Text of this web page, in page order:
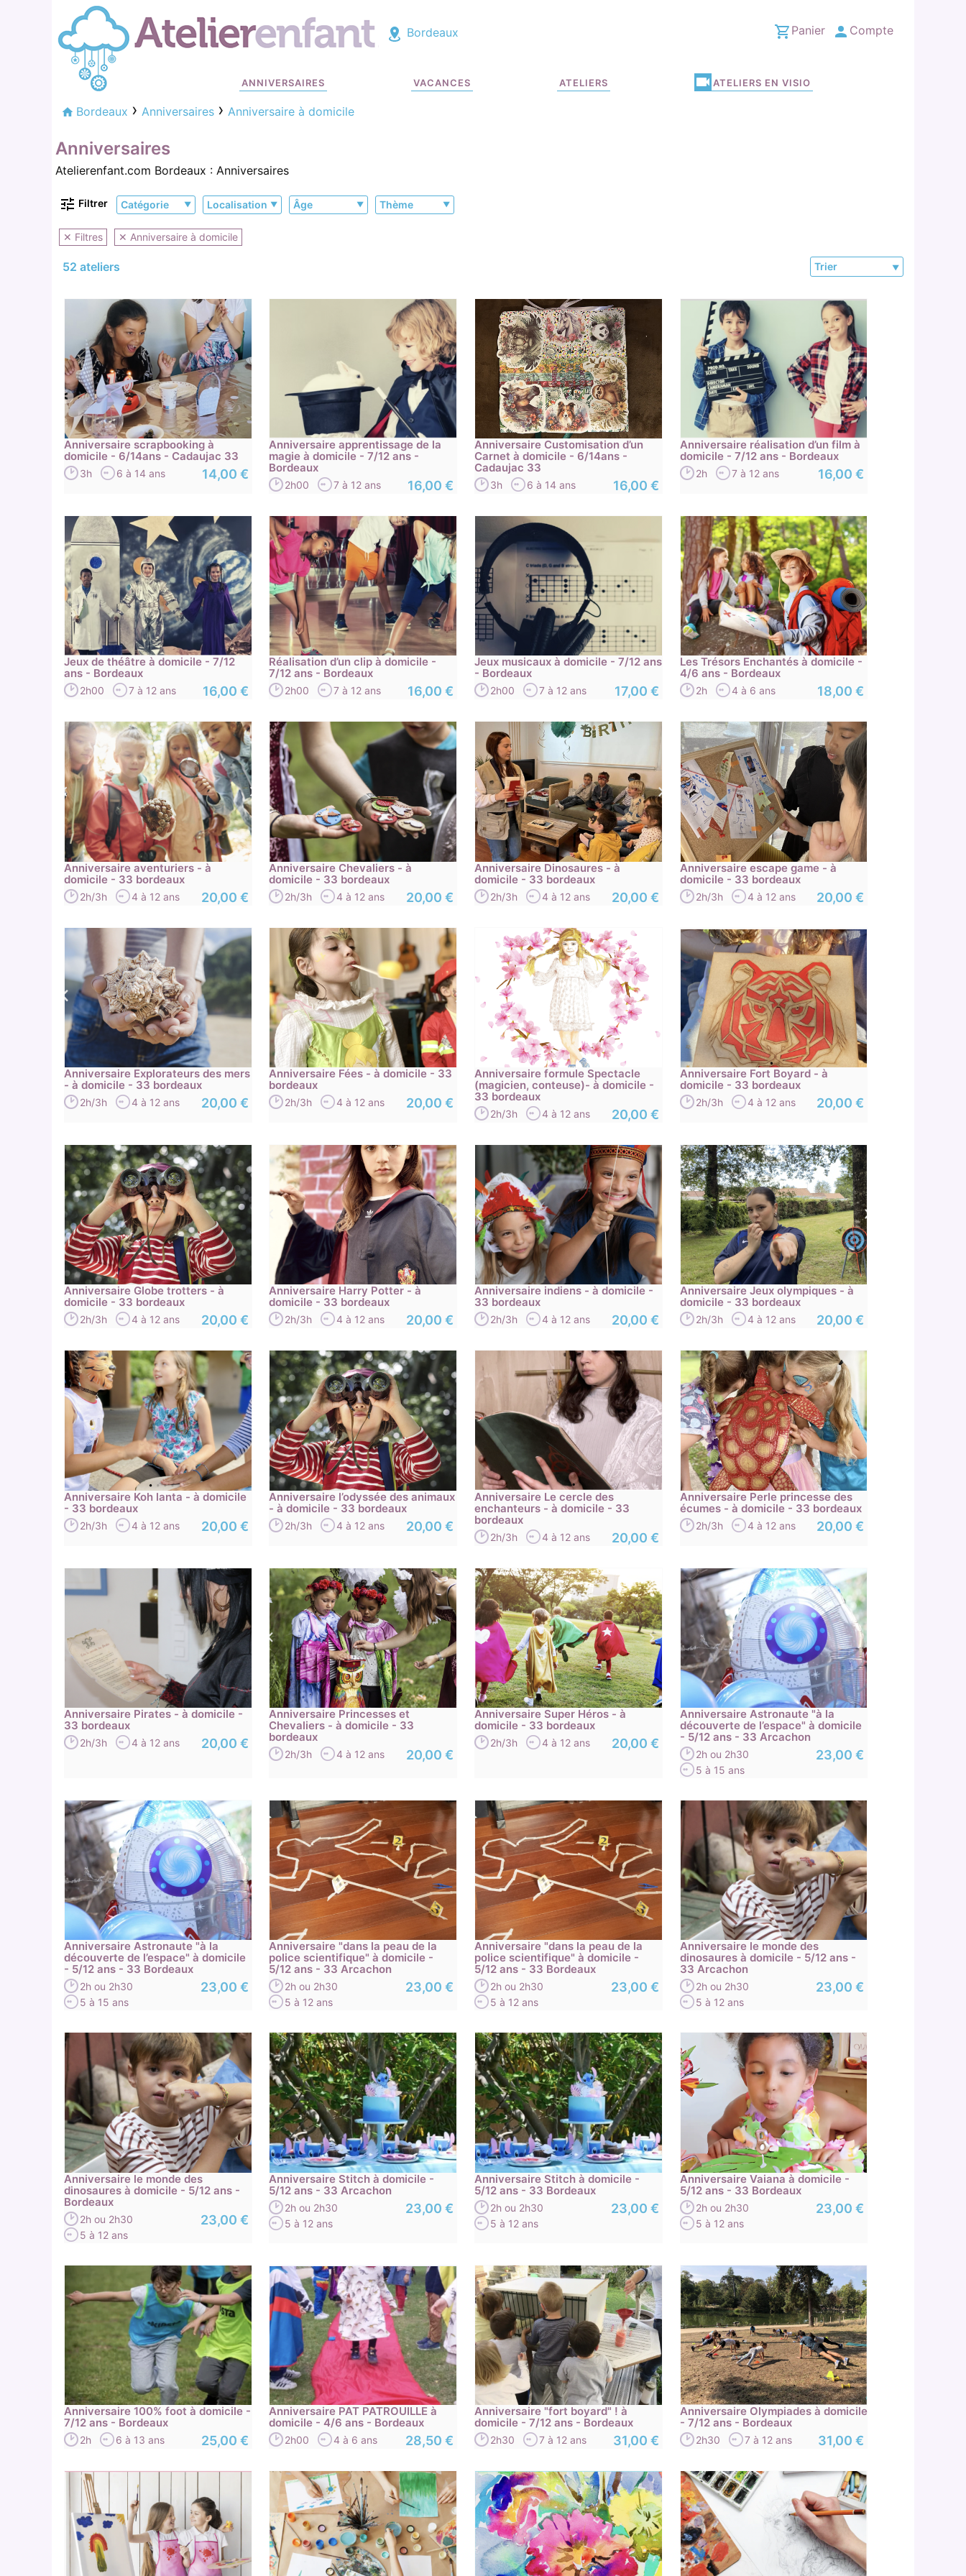
Panier Compte
Bordeaux
ANNIVERSAIRES VACANCES ATELIERS ATELIERS EN VISIO
Bordeaux Anniversaires Anniversaire à domicile
Anniversaires
Atelierenfant.com Bordeaux : Anniversaires
Filtrer Catégorie Localisation Âge Thème
✕ Filtres ✕ Anniversaire à domicile
52 ateliers Trier
Anniversaire scrapbooking à
domicile - 6/14ans - Cadaujac 33
3h 6 à 14 ans 14,00 €
Anniversaire apprentissage de la
magie à domicile - 7/12 ans -
Bordeaux
2h00 7 à 12 ans 16,00 €
Anniversaire Customisation d’un
Carnet à domicile - 6/14ans -
Cadaujac 33
3h 6 à 14 ans 16,00 €
Anniversaire réalisation d’un film à
domicile - 7/12 ans - Bordeaux
2h 7 à 12 ans 16,00 €
Jeux de théâtre à domicile - 7/12
ans - Bordeaux
2h00 7 à 12 ans 16,00 €
Réalisation d’un clip à domicile -
7/12 ans - Bordeaux
2h00 7 à 12 ans 16,00 €
Jeux musicaux à domicile - 7/12 ans
- Bordeaux
2h00 7 à 12 ans 17,00 €
Les Trésors Enchantés à domicile -
4/6 ans - Bordeaux
2h 4 à 6 ans 18,00 €
Anniversaire aventuriers - à
domicile - 33 bordeaux
2h/3h 4 à 12 ans 20,00 €
Anniversaire Chevaliers - à
domicile - 33 bordeaux
2h/3h 4 à 12 ans 20,00 €
Anniversaire Dinosaures - à
domicile - 33 bordeaux
2h/3h 4 à 12 ans 20,00 €
Anniversaire escape game - à
domicile - 33 bordeaux
2h/3h 4 à 12 ans 20,00 €
Anniversaire Explorateurs des mers
- à domicile - 33 bordeaux
2h/3h 4 à 12 ans 20,00 €
Anniversaire Fées - à domicile - 33
bordeaux
2h/3h 4 à 12 ans 20,00 €
Anniversaire formule Spectacle
(magicien, conteuse)- à domicile -
33 bordeaux
2h/3h 4 à 12 ans 20,00 €
Anniversaire Fort Boyard - à
domicile - 33 bordeaux
2h/3h 4 à 12 ans 20,00 €
Anniversaire Globe trotters - à
domicile - 33 bordeaux
2h/3h 4 à 12 ans 20,00 €
Anniversaire Harry Potter - à
domicile - 33 bordeaux
2h/3h 4 à 12 ans 20,00 €
Anniversaire indiens - à domicile -
33 bordeaux
2h/3h 4 à 12 ans 20,00 €
Anniversaire Jeux olympiques - à
domicile - 33 bordeaux
2h/3h 4 à 12 ans 20,00 €
Anniversaire Koh lanta - à domicile
- 33 bordeaux
2h/3h 4 à 12 ans 20,00 €
Anniversaire l’odyssée des animaux
- à domicile - 33 bordeaux
2h/3h 4 à 12 ans 20,00 €
Anniversaire Le cercle des
enchanteurs - à domicile - 33
bordeaux
2h/3h 4 à 12 ans 20,00 €
Anniversaire Perle princesse des
écumes - à domicile - 33 bordeaux
2h/3h 4 à 12 ans 20,00 €
Anniversaire Pirates - à domicile -
33 bordeaux
2h/3h 4 à 12 ans 20,00 €
Anniversaire Princesses et
Chevaliers - à domicile - 33
bordeaux
2h/3h 4 à 12 ans 20,00 €
Anniversaire Super Héros - à
domicile - 33 bordeaux
2h/3h 4 à 12 ans 20,00 €
Anniversaire Astronaute "à la
découverte de l’espace" à domicile
- 5/12 ans - 33 Arcachon
2h ou 2h30
5 à 15 ans
23,00 €
Anniversaire Astronaute "à la
découverte de l’espace" à domicile
- 5/12 ans - 33 Bordeaux
2h ou 2h30
5 à 15 ans
23,00 €
Anniversaire "dans la peau de la
police scientifique" à domicile -
5/12 ans - 33 Arcachon
2h ou 2h30
5 à 12 ans
23,00 €
Anniversaire "dans la peau de la
police scientifique" à domicile -
5/12 ans - 33 Bordeaux
2h ou 2h30
5 à 12 ans
23,00 €
Anniversaire le monde des
dinosaures à domicile - 5/12 ans -
33 Arcachon
2h ou 2h30
5 à 12 ans
23,00 €
Anniversaire le monde des
dinosaures à domicile - 5/12 ans -
Bordeaux
2h ou 2h30
5 à 12 ans
23,00 €
Anniversaire Stitch à domicile -
5/12 ans - 33 Arcachon
2h ou 2h30
5 à 12 ans
23,00 €
Anniversaire Stitch à domicile -
5/12 ans - 33 Bordeaux
2h ou 2h30
5 à 12 ans
23,00 €
Anniversaire Vaiana à domicile -
5/12 ans - 33 Bordeaux
2h ou 2h30
5 à 12 ans
23,00 €
Anniversaire 100% foot à domicile -
7/12 ans - Bordeaux
2h 6 à 13 ans 25,00 €
Anniversaire PAT PATROUILLE à
domicile - 4/6 ans - Bordeaux
2h00 4 à 6 ans 28,50 €
Anniversaire "fort boyard" ! à
domicile - 7/12 ans - Bordeaux
2h30 7 à 12 ans 31,00 €
Anniversaire Olympiades à domicile
- 7/12 ans - Bordeaux
2h30 7 à 12 ans 31,00 €